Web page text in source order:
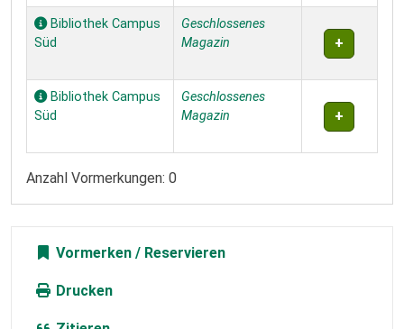
Bibliothek Campus
Süd
Geschlossenes
Magazin
Bibliothek Campus
Süd
Geschlossenes
Magazin
Anzahl Vormerkungen: 0
Vormerken
Drucken